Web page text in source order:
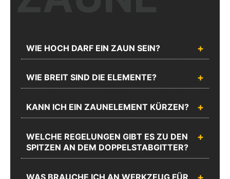
Sie mit
uns
Unseren
erreichen Sie
Mo.-Do.:
08:00 -
Rufen Sie
Sie erreichen
uns unter
8873-1200
Mo.-Do.:
08:00 -
WIE HOCH DARF EIN ZAUN SEIN?
WIE BREIT SIND DIE ELEMENTE?
KANN ICH EIN ZAUNELEMENT KÜRZEN?
WELCHE REGELUNGEN GIBT ES ZU DEN
SPITZEN AN DEM DOPPELSTABGITTER?
WAS BRAUCHE ICH AN WERKZEUG FÜR